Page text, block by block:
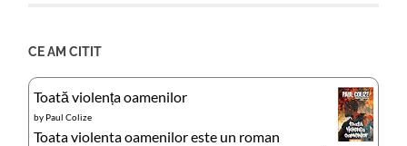
CE AM CITIT
Toată violența oamenilor
by Paul Colize
Toata violenta oamenilor este un roman